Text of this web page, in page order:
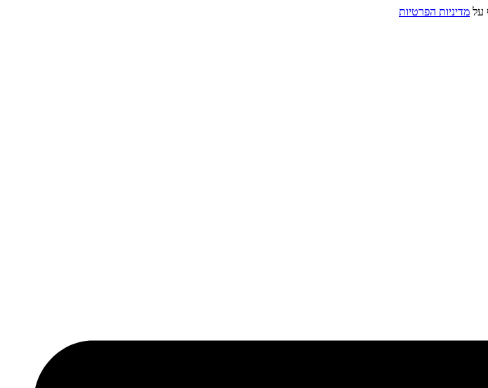
מדיניות הפרטיות